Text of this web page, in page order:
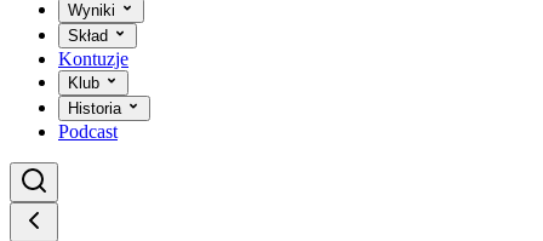
Wyniki
Skład
Kontuzje
Klub
Historia
Podcast